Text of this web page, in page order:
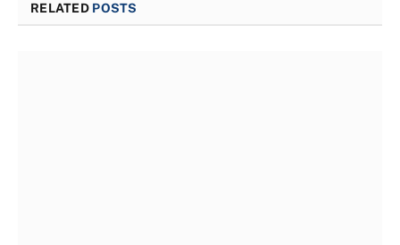
RELATED POSTS